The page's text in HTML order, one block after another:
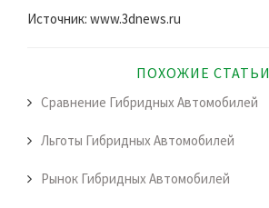
Источник: www.3dnews.ru
ПОХОЖИЕ СТАТЬИ
Сравнение Гибридных Автомобилей
Льготы Гибридных Автомобилей
Рынок Гибридных Автомобилей